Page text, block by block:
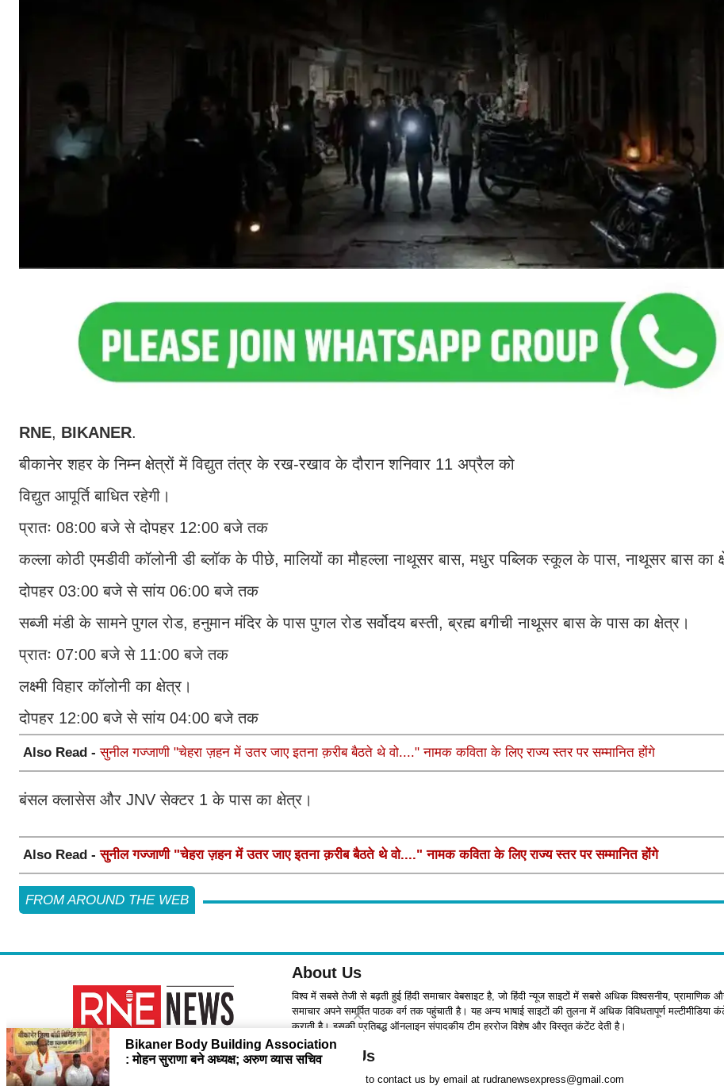
RNE, BIKANER.
बीकानेर शहर के निम्न क्षेत्रों में विद्युत तंत्र के रख-रखाव के दौरान शनिवार 11 अप्रैल को
विद्युत आपूर्ति बाधित रहेगी।
प्रातः 08:00 बजे से दोपहर 12:00 बजे तक
कल्ला कोठी एमडीवी कॉलोनी डी ब्लॉक के पीछे, मालियों का मौहल्ला नाथूसर बास, मधुर पब्लिक स्कूल के पास, नाथूसर बास का
दोपहर 03:00 बजे से सांय 06:00 बजे तक
सब्जी मंडी के सामने पुगल रोड, हनुमान मंदिर के पास पुगल रोड सर्वोदय बस्ती, ब्रह्म बगीची नाथूसर बास के पास का क्षेत्र।
प्रातः 07:00 बजे से 11:00 बजे तक
लक्ष्मी विहार कॉलोनी का क्षेत्र।
दोपहर 12:00 बजे से सांय 04:00 बजे तक
Also Read -सुनील गज्जाणी "चेहरा ज़हन में उतर जाए इतना क़रीब बैठते थे वो...." नामक कविता के लिए राज्य स्तर पर सम्मानित होंगे
बंसल क्लासेस और JNV सेक्टर 1 के पास का क्षेत्र।
Also Read -सुनील गज्जाणी "चेहरा ज़हन में उतर जाए इतना क़रीब बैठते थे वो...." नामक कविता के लिए राज्य स्तर पर सम्मानित होंगे
FROM AROUND THE WEB
About Us
विश्व में सबसे तेजी से बढ़ती हुई हिंदी समाचार वेबसाइट है, जो हिंदी न्यूज साइटों में सबसे अधिक विश्वसनीय, प्रामाणिक और
समाचार अपने समर्पित पाठक वर्ग तक पहुंचाती है। यह अन्य भाषाई साइटों की तुलना में अधिक विविधतापूर्ण मल्टीमीडिया
कराती है। इसकी प्रतिबद्ध ऑनलाइन संपादकीय टीम हररोज विशेष और विस्तृत कंटेंट देती है।
Contact Us
please feel free to contact us by email at rudranewsexpress@gmail.com